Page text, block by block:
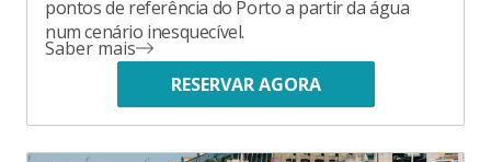
pontos de referência do Porto a partir da água
num cenário inesquecível.
Saber mais
RESERVAR AGORA